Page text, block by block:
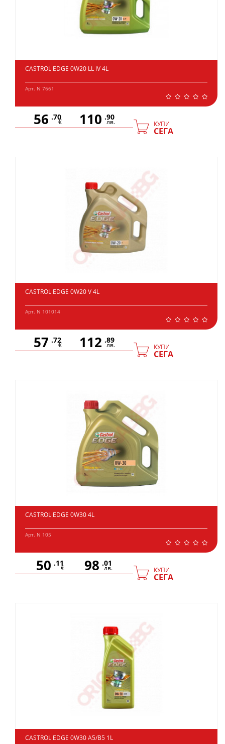
CASTROL EDGE 0W20 LL IV 4L
Арт. N 7661
56 .70
€ 110 .90
лв. КУПИ
СЕГА
CASTROL EDGE 0W20 V 4L
Арт. N 101014
57 .72
€ 112 .89
лв. КУПИ
СЕГА
CASTROL EDGE 0W30 4L
Арт. N 105
50 .11
€ 98 .01
лв. КУПИ
СЕГА
CASTROL EDGE 0W30 A5/B5 1L